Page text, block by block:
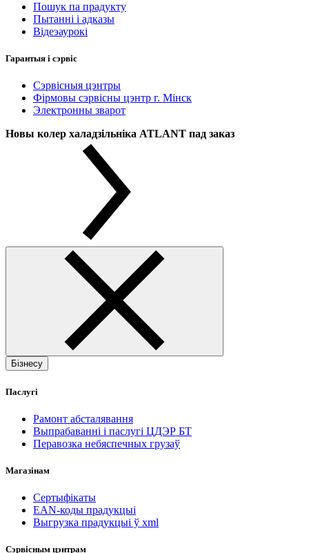
Пошук па прадукту
Пытанні і адказы
Відеэаурокі
Гарантыя і сэрвіс
Сэрвісныя цэнтры
Фірмовы сэрвісны цэнтр г. Мінск
Электронны зварот
Новы колер халадзільніка ATLANT пад заказ
Бізнесу
Паслугі
Рамонт абсталявання
Выпрабаванні і паслугі ЦДЭР БТ
Перавозка небяспечных грузаў
Магазінам
Сертыфікаты
EAN-коды прадукцыі
Выгрузка прадукцыі ў xml
Сэрвісным цэнтрам